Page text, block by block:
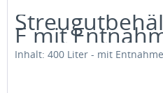
E mit
Inhalt: 400 Liter - mit